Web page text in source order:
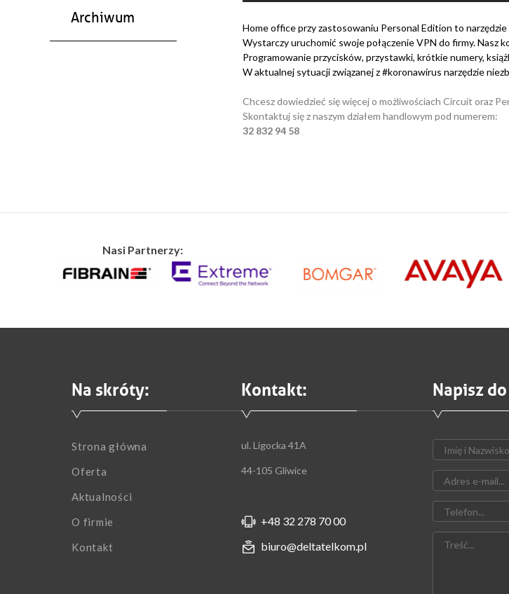
Archiwum
Home office przy zastosowaniu Personal Edition to
Wystarczy uruchomić swoje połączenie VPN do firmy. Nasz
Programowanie przycisków, przystawki, krótkie numery,
W aktualnej sytuacji związanej z #koronawirus narzędzie
Chcesz dowiedzieć się więcej o możliwościach Circuit oraz
Skontaktuj się z naszym działem handlowym pod numerem:
32 832 94 58
Nasi Partnerzy:
Na skróty:
Strona główna
Oferta
Aktualności
O firmie
Kontakt
Kontakt:
ul. Ligocka 41A
44-105 Gliwice
+48 32 278 70 00
biuro@deltatelkom.pl
Napisz